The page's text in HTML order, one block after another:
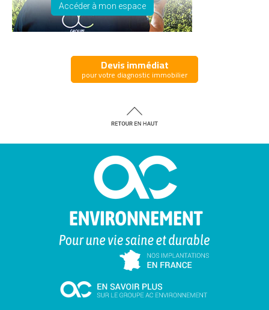
Accéder à mon espace
Devis immédiat
pour votre diagnostic immobilier